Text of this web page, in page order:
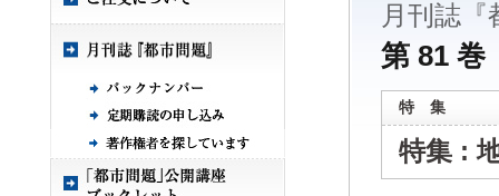
月刊誌『
第 81
特 集
特集 :